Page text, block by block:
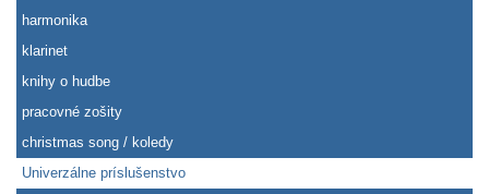
harmonika
klarinet
knihy o hudbe
pracovné zošity
christmas song / koledy
Univerzálne príslušenstvo